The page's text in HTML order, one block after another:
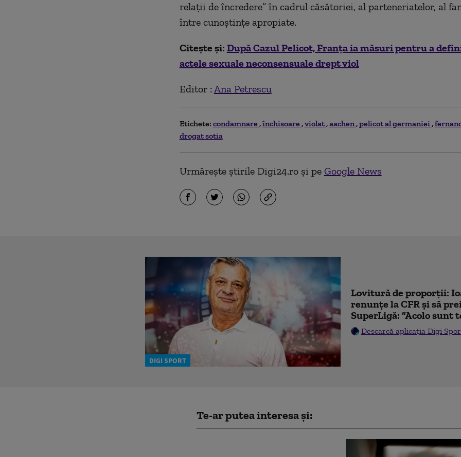
relaţii de încredere” în cadrul căsătoriei, al parteneriatelor, al
între cunoştinţe apropiate.
Citește și: După Cazul Pelicot, Franța ia măsuri pentru a
actele sexuale neconsensuale drept viol
Editor : Ana Petrescu
Etichete: condamnare închisoare violat aachen pelicot al germaniei
drogat sotia
Urmărește știrile Digi24.ro și pe Google News
DIGI SPORT
Lovitură de proporții:
renunțe la CFR și să
SuperLigă: ”Acolo sunt
Descarcă aplicația Digi
Te-ar putea interesa și: